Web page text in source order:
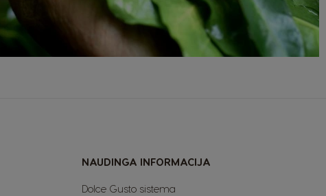
NAUDINGA INFORMACIJA
Dolce Gusto sistema